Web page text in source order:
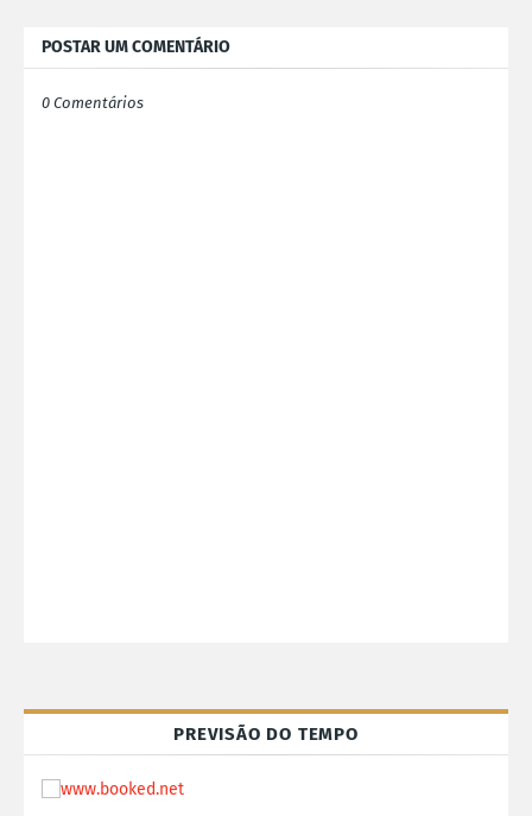
POSTAR UM COMENTÁRIO
0 Comentários
PREVISÃO DO TEMPO